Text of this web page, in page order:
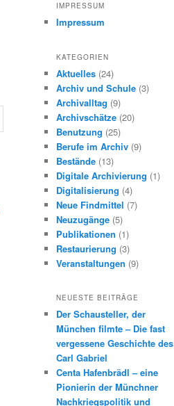
IMPRESSUM
Impressum
KATEGORIEN
Aktuelles (24)
Archiv und Schule (3)
Archivalltag (9)
Archivschätze (20)
Benutzung (25)
Berufe im Archiv (9)
Bestände (13)
Digitale Archivierung (1)
Digitalisierung (4)
Neue Findmittel (7)
Neuzugänge (5)
Publikationen (1)
Restaurierung (3)
Veranstaltungen (9)
NEUESTE BEITRÄGE
Der Schausteller, der
München filmte – Die fast
vergessene Geschichte des
Carl Gabriel
Centa Hafenbrädl – eine
Pionierin der Münchner
Nachkriegspolitik und